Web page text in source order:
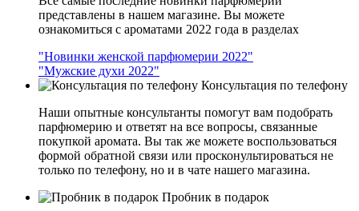
представлены в нашем магазине. Вы можете
ознакомиться с ароматами 2022 года в разделах
"Новинки женской парфюмерии 2022"
"Мужские духи 2022"
Консультация по телефону
Наши опытные консультанты помогут вам подобрать
парфюмерию и ответят на все вопросы, связанные
покупкой аромата. Вы так же можете воспользоваться
формой обратной связи или просконультироваться не
только по телефону, но и в чате нашего магазина.
Пробник в подарок